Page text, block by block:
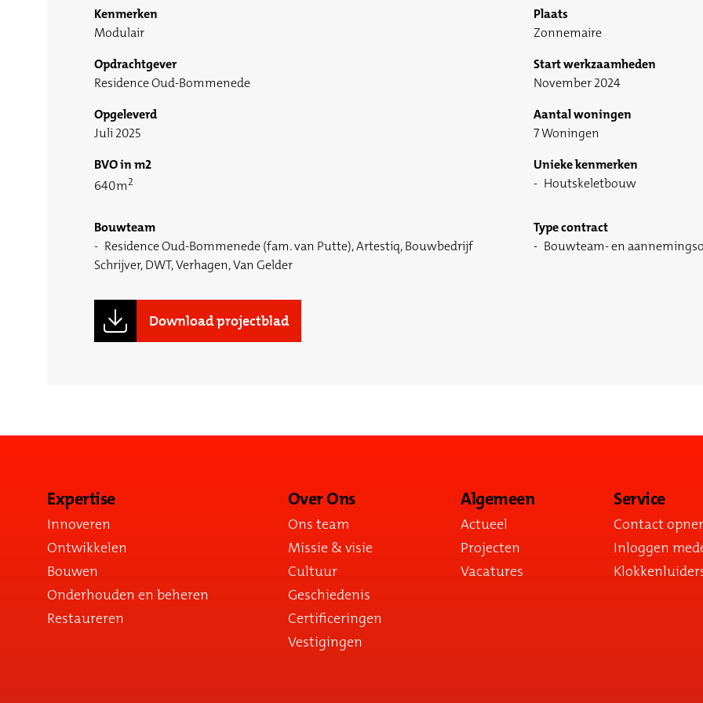
Kenmerken
Modulair
Plaats
Zonnemaire
Opdrachtgever
Residence Oud-Bommenede
Start werkzaamheden
November 2024
Opgeleverd
Juli 2025
Aantal woningen
7 Woningen
BVO in m2
640m2
Unieke kenmerken
Houtskeletbouw
Bouwteam
Residence Oud-Bommenede (fam. van Putte), Artestiq, Bouwbedrijf
Schrijver, DWT, Verhagen, Van Gelder
Type contract
Bouwteam- en
Download projectblad
Expertise
Innoveren
Ontwikkelen
Bouwen
Onderhouden en beheren
Restaureren
Over Ons
Ons team
Missie & visie
Cultuur
Geschiedenis
Certificeringen
Vestigingen
Algemeen
Actueel
Projecten
Vacatures
Service
Contact
Inloggen